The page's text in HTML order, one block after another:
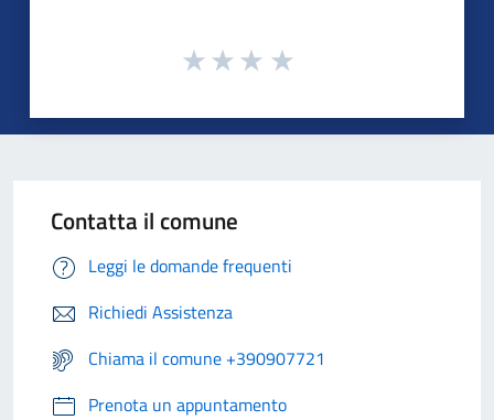
Contatta il comune
Leggi le domande frequenti
Richiedi Assistenza
Chiama il comune +390907721
Prenota un appuntamento